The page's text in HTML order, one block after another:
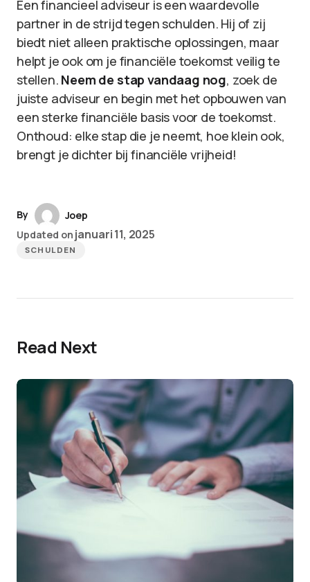
Een financieel adviseur is een waardevolle
partner in de strijd tegen schulden. Hij of zij
biedt niet alleen praktische oplossingen, maar
helpt je ook om je financiële toekomst veilig te
stellen. Neem de stap vandaag nog, zoek de
juiste adviseur en begin met het opbouwen van
een sterke financiële basis voor de toekomst.
Onthoud: elke stap die je neemt, hoe klein ook,
brengt je dichter bij financiële vrijheid!
By
Joep
Updated on januari 11, 2025
SCHULDEN
Read Next